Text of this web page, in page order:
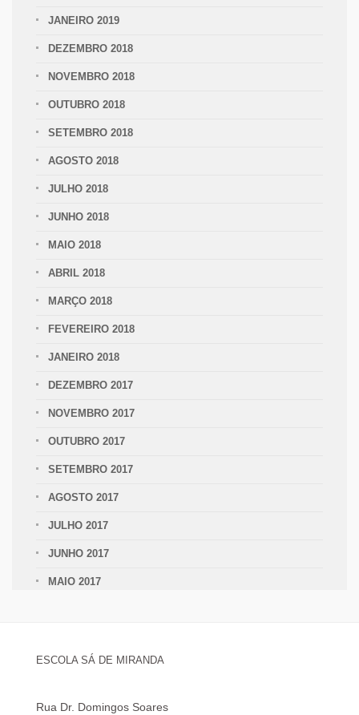
JANEIRO 2019
DEZEMBRO 2018
NOVEMBRO 2018
OUTUBRO 2018
SETEMBRO 2018
AGOSTO 2018
JULHO 2018
JUNHO 2018
MAIO 2018
ABRIL 2018
MARÇO 2018
FEVEREIRO 2018
JANEIRO 2018
DEZEMBRO 2017
NOVEMBRO 2017
OUTUBRO 2017
SETEMBRO 2017
AGOSTO 2017
JULHO 2017
JUNHO 2017
MAIO 2017
ESCOLA SÁ DE MIRANDA
Rua Dr. Domingos Soares